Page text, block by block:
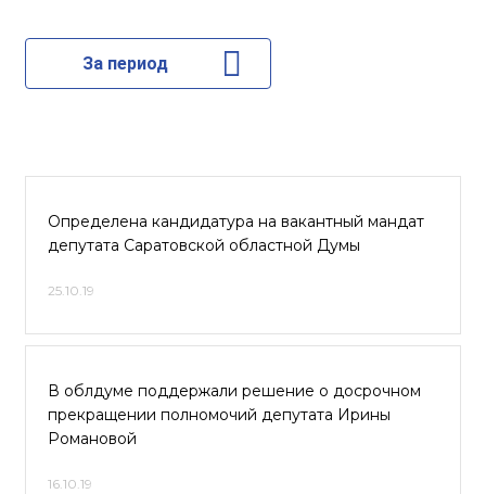
За период
Определена кандидатура на вакантный мандат
депутата Саратовской областной Думы
25.10.19
В облдуме поддержали решение о досрочном
прекращении полномочий депутата Ирины
Романовой
16.10.19